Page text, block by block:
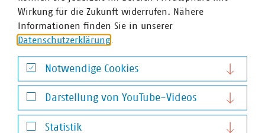
Glasfasernetz anbieten.
Zahlen Daten Fakten 2022
Wir halten Deutschland am Laufen – denn nichts
geschieht, wenn es nicht vor Ort passiert: Unser Beitrag
für heute und morgen: #Daseinsvorsorge. Unsere
Positionen:
www.vku.de
Ansprechpartner
Wirkung für die Zukunft widerrufen. Nähere
Informationen finden Sie in unserer
Datenschutzerklärung
Notwendige Cookies
Notwendige Cookies
Darstellung von YouTube-Videos
Darstellung von YouTube-Videos
Statistik